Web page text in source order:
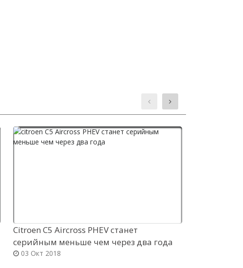
Citroen C5 Aircross PHEV станет
серийным меньше чем через два года
03 Окт 2018